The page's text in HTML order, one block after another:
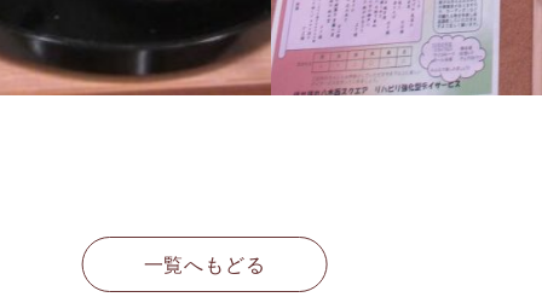
一覧へもどる